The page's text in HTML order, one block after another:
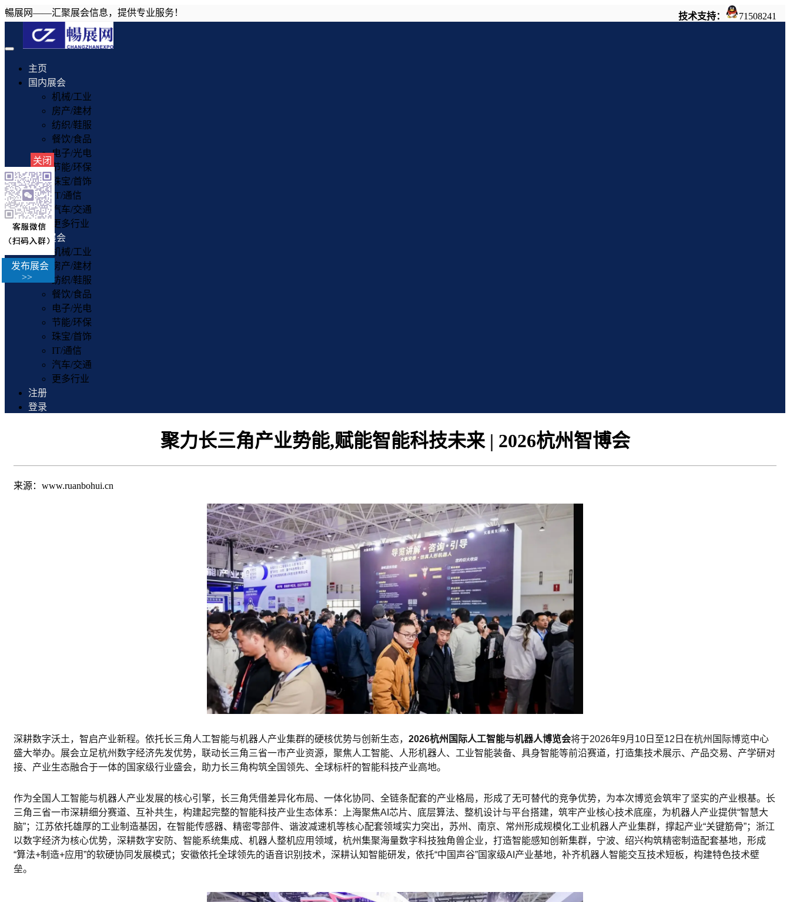
暢展网——汇聚展会信息，提供专业服务！ 技术支持： 71508241
Toggle
navigation
主页
国内展会
机械/工业
房产/建材
纺织/鞋服
餐饮/食品
电子/光电
节能/环保
珠宝/首饰
IT/通信
汽车/交通
更多行业
国外展会
机械/工业
房产/建材
纺织/鞋服
餐饮/食品
电子/光电
节能/环保
珠宝/首饰
IT/通信
汽车/交通
更多行业
注册
登录
聚力长三角产业势能,赋能智能科技未来 | 2026杭州智博会
来源：www.ruanbohui.cn
深耕数字沃土，智启产业新程。依托长三角 人工智能与机器人产业集群的硬核优势与创新生态， 2026杭州国际人工智能与机器人博览会将于2026年9月10日至12日在杭州国际博览中心
盛大举办。 展会立足杭州数字经济先发优势，联动长三角三省一市产业资源，聚焦人工智能、人形机器人、 工业智能装备、具身智能等前沿赛道，打造集技术展示、产品交易、产学研对
接、产业生态融合于一体的国家级行业盛会，助力长三角构筑全国领先、全球标杆的智能科技产业高地。
作为全国人工智能与机器人产业发展的核心引擎，长三角凭借差异化布局、一体化协同、全链条配套的产业格局，形成了无可替代的竞争优势，为本次博览会筑牢了坚实的产业根基。长
三角三省一市深耕细分赛道、互补共生，构建起完整的智能科技产业生态体系：
上海聚焦AI芯片、底层算法、整机设计与平台搭建，筑牢产业核心技术底座，为机器人产业提供“智慧大
脑”；江苏依托雄厚的工业制造基因，在智能传感器、精密零部件、谐波减速机等核心配套领域实力突出，苏州、 南京、常州形成规模化工业机器人产业集群，撑起产业“关键筋骨”；浙江
以数字经济为核心优势，深耕数字安防、智能系统集成、机器人整机应用领域，杭州集聚海量数字科技独角兽企业，打造智能感知创新集群，宁波、绍兴构筑精密制造配套基地，形成
“算法+制造+应用”的软硬协同发展模式；安徽依托全球领先的语音识别技术，深耕认知智能研发，依托“中国 声谷”国家级AI产业基地，补齐机器人智能交互技术短板，构建特色技术壁
垒。
关闭
发布展会
>>